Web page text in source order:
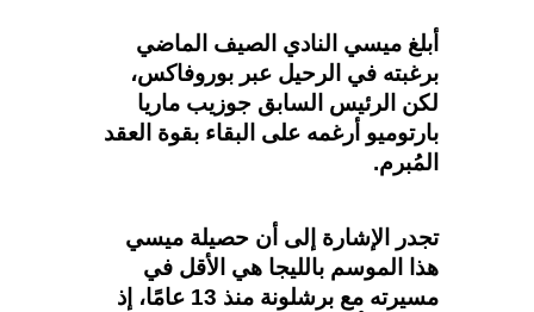
أبلغ ميسي النادي الصيف الماضي
برغبته في الرحيل عبر بوروفاكس،
لكن الرئيس السابق جوزيب ماريا
بارتوميو أرغمه على البقاء بقوة العقد
المُبرم.
تجدر الإشارة إلى أن حصيلة ميسي
هذا الموسم بالليجا هي الأقل في
مسيرته مع برشلونة منذ 13 عامًا، إذ